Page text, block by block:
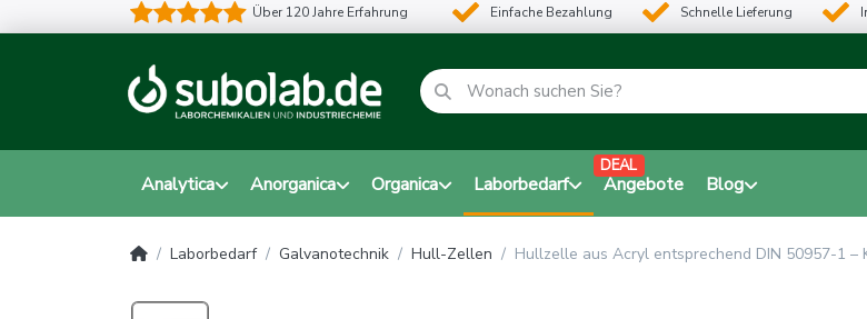
Über 120 Jahre Erfahrung Einfache Bezahlung Schnelle Lieferung
Analytica Anorganica Organica Laborbedarf Angebote
DEAL
Blog
Laborbedarf Galvanotechnik Hull-Zellen Hullzelle aus Acryl entsprechend DIN 50957-1 –